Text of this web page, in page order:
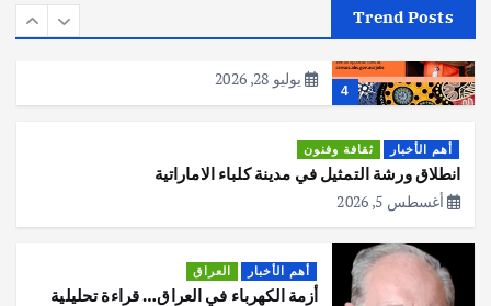
Trend Posts
4
مكتب الإحصاءات الأسترالي (ABS) يجري
عملية التعداد السكاني في11 من الشهر
يوليو 28, 2026
أهم الأخبار ثقافة وفنون
انطلاق ورشة التمثيل في مدينة كلباء الاماراتية
أغسطس 5, 2026
أهم الأخبار العراق
أزمة الكهرباء في العراق… قراءة تحليلية